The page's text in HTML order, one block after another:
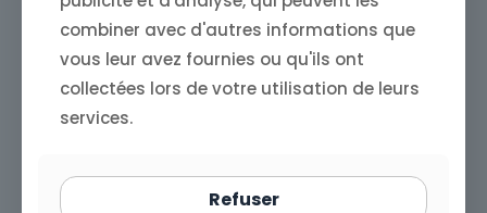
combiner avec d'autres informations que
vous leur avez fournies ou qu'ils ont
collectées lors de votre utilisation de leurs
services.
Refuser